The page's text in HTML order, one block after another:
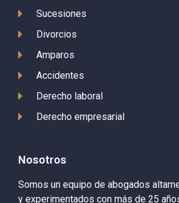
Sucesiones
Divorcios
Amparos
Accidentes
Derecho laboral
Derecho empresarial
Nosotros
Somos un equipo de abogados
y experimentados con más de 25